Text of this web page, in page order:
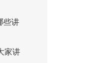
些讲
家讲